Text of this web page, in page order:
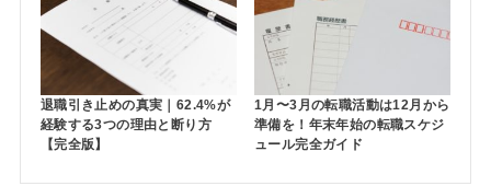
退職引き止めの真実｜62.4%が
経験する3つの理由と断り方
【完全版】
1月〜3月の転職活動は12月から
準備を！年末年始の転職スケジ
ュール完全ガイド